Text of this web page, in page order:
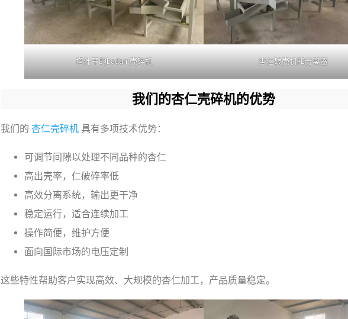
塔什干的badam壳碎机 杏仁破壳机和分离器
我们的杏仁壳碎机的优势
我们的杏仁壳碎机 具有多项技术优势：
可调节间隙以处理不同品种的杏仁
高出壳率，仁破碎率低
高效分离系统，输出更干净
稳定运行，适合连续加工
操作简便，维护方便
面向国际市场的电压定制
这些特性帮助客户实现高效、大规模的杏仁加工，产品质量稳定。